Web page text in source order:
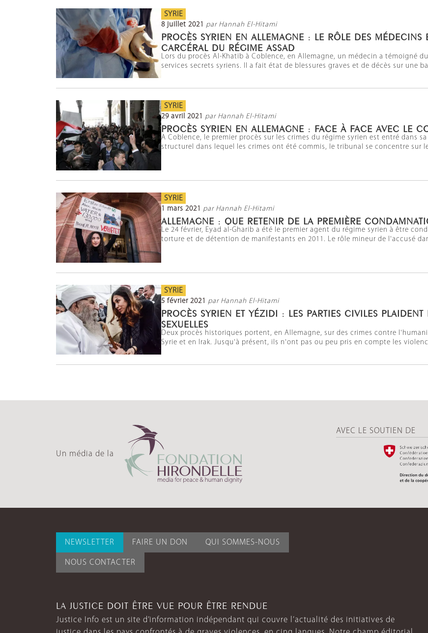
SYRIE
8 juillet 2021 par Hannah El-Hitami
PROCÈS SYRIEN EN ALLEMAGNE : LE RÔLE DES MÉDECINS
CARCÉRAL DU RÉGIME ASSAD
Lors du procès Al-Khatib à Coblence, en Allemagne, un médecin a témoigné
services secrets syriens. Il a fait état de blessures graves et de décès sur une
SYRIE
29 avril 2021 par Hannah El-Hitami
PROCÈS SYRIEN EN ALLEMAGNE : FACE À FACE AVEC LE
A Coblence, le premier procès sur les crimes du régime syrien est entré dans
structurel dans lequel les crimes ont été commis, le tribunal se concentre sur
SYRIE
1 mars 2021 par Hannah El-Hitami
ALLEMAGNE : QUE RETENIR DE LA PREMIÈRE
Le 24 février, Eyad al-Gharib a été le premier agent du régime syrien à être
torture et de détention de manifestants en 2011. Le rôle mineur de l'accusé
SYRIE
5 février 2021 par Hannah El-Hitami
PROCÈS SYRIEN ET YÉZIDI : LES PARTIES CIVILES
SEXUELLES
Deux procès historiques portent, en Allemagne, sur des crimes contre
Syrie et en Irak. Jusqu'à présent, ils n'ont pas ou peu pris en compte les
Un média de la
AVEC LE SOUTIEN DE
NEWSLETTER FAIRE UN DON QUI SOMMES-NOUS
NOUS CONTACTER
LA JUSTICE DOIT ÊTRE VUE POUR ÊTRE RENDUE
Justice Info est un site d’information indépendant qui couvre l’actualité des initiatives de